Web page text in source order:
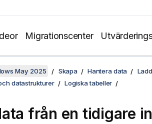
Migrationscenter
May 2025 Skapa Hantera data
datastrukturer
Logiska tabeller
från en tidigare